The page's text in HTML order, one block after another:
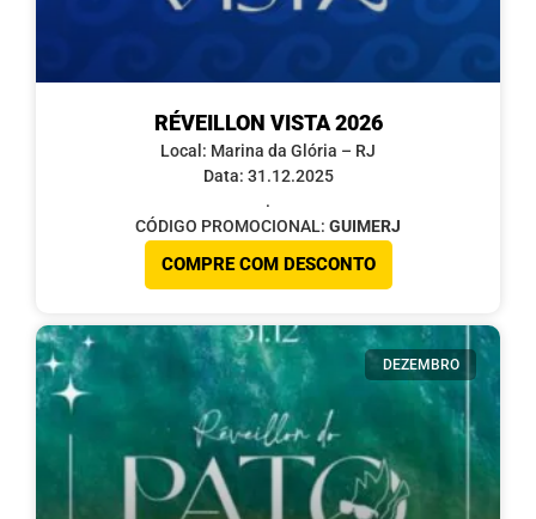
RÉVEILLON VISTA 2026
Local: Marina da Glória – RJ
Data: 31.12.2025
.
CÓDIGO PROMOCIONAL: GUIMERJ
COMPRE COM DESCONTO
DEZEMBRO